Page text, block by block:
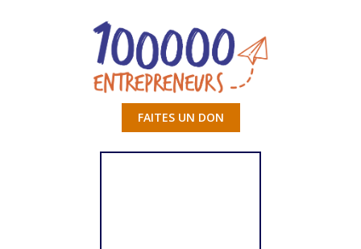
FAITES UN DON